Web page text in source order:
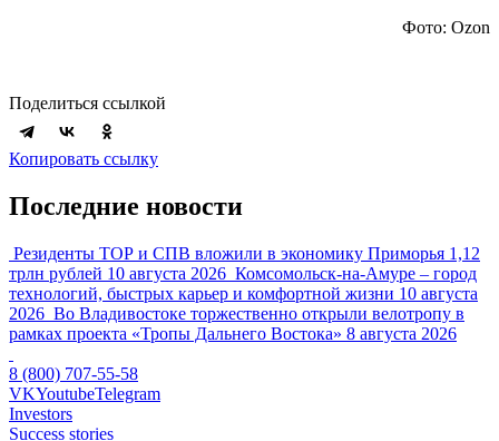
Фото: Ozon
Поделиться ссылкой
Копировать ссылку
Последние новости
Резиденты ТОР и СПВ вложили в экономику Приморья 1,12
трлн рублей 10 августа 2026 Комсомольск-на-Амуре – город
технологий, быстрых карьер и комфортной жизни 10 августа
2026 Во Владивостоке торжественно открыли велотропу в
рамках проекта «Тропы Дальнего Востока» 8 августа 2026
8 (800) 707-55-58
VKYoutubeTelegram
Investors
Success stories